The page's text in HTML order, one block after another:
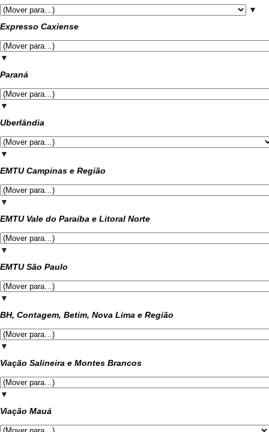
▼
Expresso Caxiense
▼
Paraná
▼
Uberlândia
▼
EMTU Campinas e Região
▼
EMTU Vale do Paraíba e Litoral Norte
▼
EMTU São Paulo
▼
BH, Contagem, Betim, Nova Lima e Região
▼
Viação Salineira e Montes Brancos
▼
Viação Mauá